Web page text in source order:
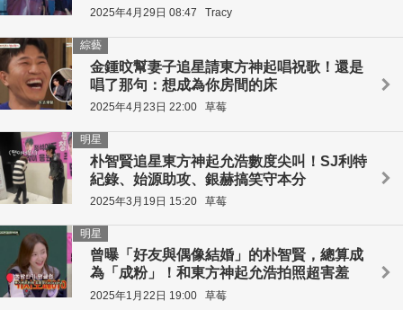
2025年4月29日 08:47 Tracy
金鍾旼幫妻子追星請東方神起唱祝歌！還是
唱了那句：想成為你房間的床
綜藝
2025年4月23日 22:00 草莓
朴智賢追星東方神起允浩數度尖叫！SJ利特
紀錄、始源助攻、銀赫搞笑守本分
明星
2025年3月19日 15:20 草莓
曾曝「好友與偶像結婚」的朴智賢，總算成
為「成粉」！和東方神起允浩拍照超害羞
明星
2025年1月22日 19:00 草莓